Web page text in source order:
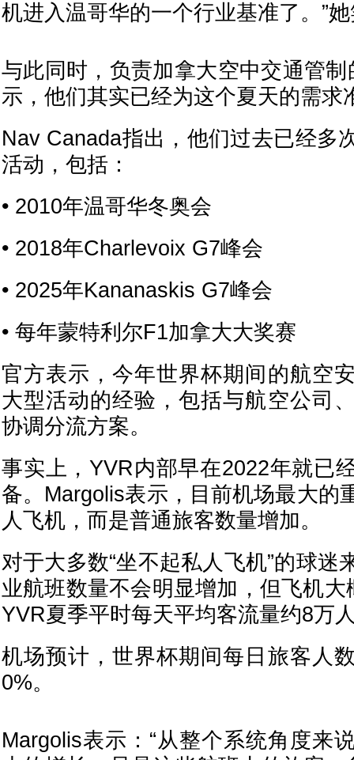
机进入温哥华的一个行业基准了。”
与此同时，负责加拿大空中交通管
示，他们其实已经为这个夏天的需求
Nav Canada指出，他们过去已经多
活动，包括：
• 2010年温哥华冬奥会
• 2018年Charlevoix G7峰会
• 2025年Kananaskis G7峰会
• 每年蒙特利尔F1加拿大大奖赛
官方表示，今年世界杯期间的航空
大型活动的经验，包括与航空公司
协调分流方案。
事实上，YVR内部早在2022年就已
备。Margolis表示，目前机场最大的
人飞机，而是普通旅客数量增加。
对于大多数“坐不起私人飞机”的球迷
业航班数量不会明显增加，但飞机大
YVR夏季平时每天平均客流量约8万
机场预计，世界杯期间每日旅客人
0%。
Margolis表示：“从整个系统角度来